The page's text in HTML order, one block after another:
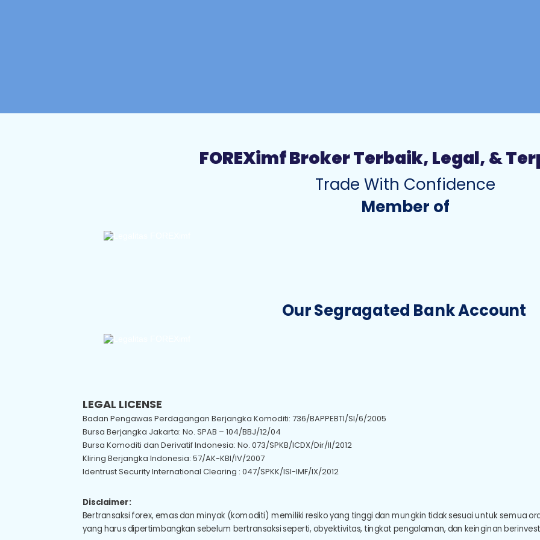
LEGAL LICENSE
Badan Pengawas Perdagangan Berjangka Komoditi: 736/BAPPEBTI/SI/6/2005
Bursa Berjangka Jakarta: No. SPAB – 104/BBJ/12/04
Bursa Komoditi dan Derivatif Indonesia: No. 073/SPKB/ICDX/Dir/II/2012
Kliring Berjangka Indonesia: 57/AK-KBI/IV/2007
Identrust Security International Clearing : 047/SPKK/ISI-IMF/IX/2012
Disclaimer:
Bertransaksi forex, emas dan minyak (komoditi) memiliki resiko yang tinggi dan mungkin tidak sesuai untuk semua
yang harus dipertimbangkan sebelum bertransaksi seperti, obyektivitas, tingkat pengalaman, dan keinginan
FOREXimf Broker Terbaik, Legal, &
Trade With Confidence
Member of
Our Segragated Bank Account